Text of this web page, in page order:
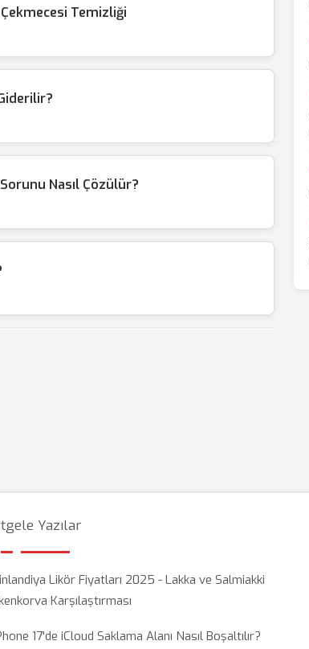
Temizliği
Nasıl Çözülür?
Yazılar
Likör Fiyatları 2025 - Lakka ve Salmiakki
Karşılaştırması
17'de iCloud Saklama Alanı Nasıl Boşaltılır?